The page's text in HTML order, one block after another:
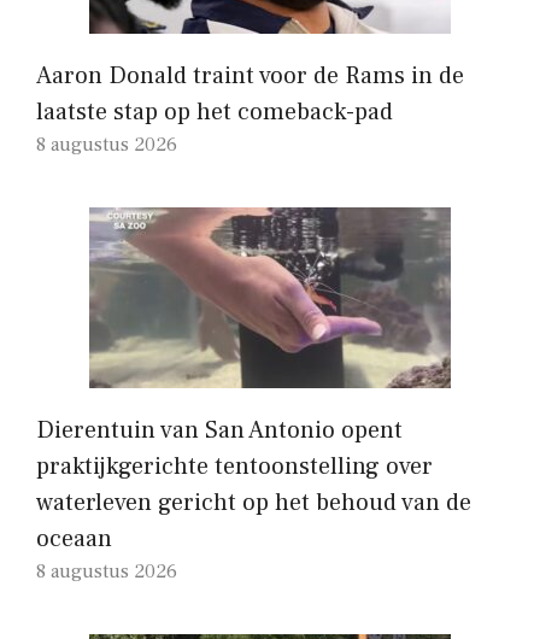
Aaron Donald traint voor de Rams in de
laatste stap op het comeback-pad
8 augustus 2026
Dierentuin van San Antonio opent
praktijkgerichte tentoonstelling over
waterleven gericht op het behoud van de
oceaan
8 augustus 2026